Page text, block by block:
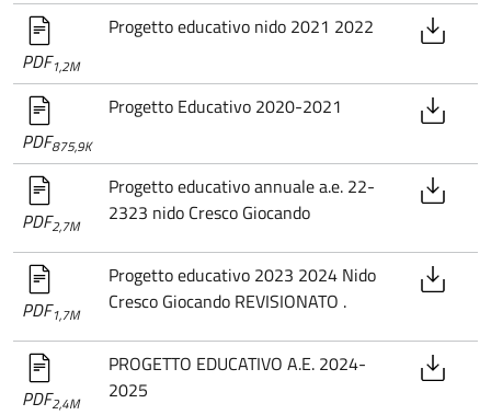
PDF1,2M
Progetto educativo nido 2021 2022
PDF875,9K
Progetto Educativo 2020-2021
PDF2,7M
Progetto educativo annuale a.e. 22-
2323 nido Cresco Giocando
PDF1,7M
Progetto educativo 2023 2024 Nido
Cresco Giocando REVISIONATO .
PDF2,4M
PROGETTO EDUCATIVO A.E. 2024-
2025